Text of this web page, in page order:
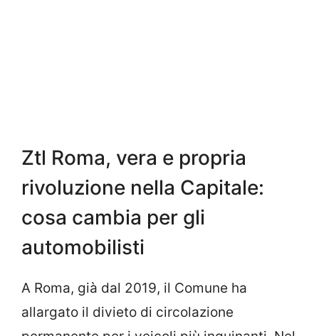
Ztl Roma, vera e propria
rivoluzione nella Capitale:
cosa cambia per gli
automobilisti
A Roma, già dal 2019, il Comune ha
allargato il divieto di circolazione